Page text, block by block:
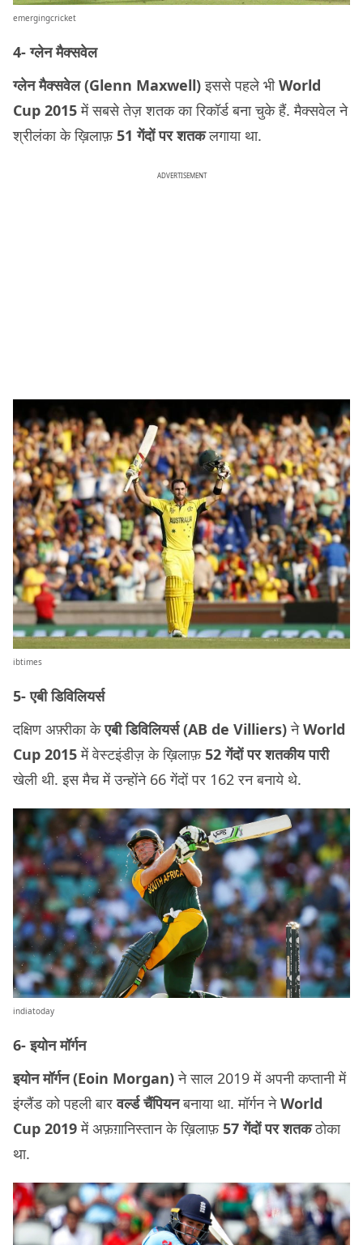
emergingcricket
4- ग्लेन मैक्सवेल
ग्लेन मैक्सवेल (Glenn Maxwell)इससे पहले भीWorld
Cup 2015में सबसे तेज़ शतक का रिकॉर्ड बना चुके हैं. मैक्सवेल ने
श्रीलंका के ख़िलाफ़ 51 गेंदों पर शतकलगाया था.
ADVERTISEMENT
ibtimes
5- एबी डिविलियर्स
दक्षिण अफ़्रीका केएबी डिविलियर्स (AB de Villiers)नेWorld
Cup 2015में वेस्टइंडीज़ के ख़िलाफ़ 52 गेंदों पर शतकीय पारी
खेली थी. इस मैच में उन्होंने 66 गेंदों पर 162 रन बनाये थे.
indiatoday
6- इयोन मॉर्गन
इयोन मॉर्गन (Eoin Morgan)ने साल 2019 में अपनी कप्तानी में
इंग्लैंड को पहली बारवर्ल्ड चैंपियनबनाया था. मॉर्गन नेWorld
Cup 2019में अफ़ग़ानिस्तान के ख़िलाफ़ 57 गेंदों पर शतकठोका
था.